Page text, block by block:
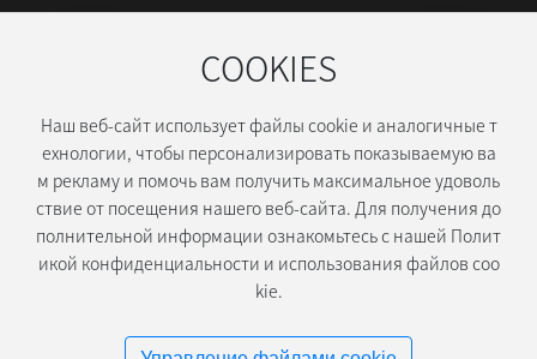
ы закончить смолу
Шанхай Чанци Строите
льные материалы Лтд
COOKIES
Наш веб-сайт использует файлы cookie и аналогичные т
ехнологии, чтобы персонализировать показываемую ва
м рекламу и помочь вам получить максимальное удоволь
ствие от посещения нашего веб-сайта. Для получения до
полнительной информации ознакомьтесь с нашей Полит
икой конфиденциальности и использования файлов coo
kie.
2024 Шанхай Чанци Строительные материалы Лтд